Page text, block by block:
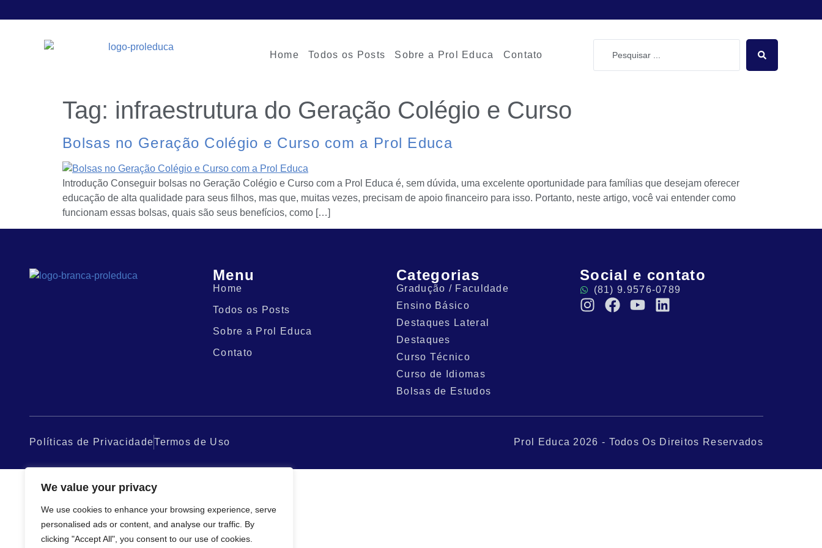
We value your privacy
We use cookies to enhance your browsing experience, serve
personalised ads or content, and analyse our traffic. By
clicking "Accept All", you consent to our use of cookies.
Home Todos os Posts Sobre a Prol Educa Contato
Tag: infraestrutura do Geração Colégio e Curso
Bolsas no Geração Colégio e Curso com a Prol Educa
Introdução Conseguir bolsas no Geração Colégio e Curso com a Prol Educa é, sem dúvida, uma excelente oportunidade para famílias que desejam oferecer
educação de alta qualidade para seus filhos, mas que, muitas vezes, precisam de apoio financeiro para isso. Portanto, neste artigo, você vai entender como
funcionam essas bolsas, quais são seus benefícios, como […]
Menu
Home
Todos os Posts
Sobre a Prol Educa
Contato
Categorias
Gradução / Faculdade
Ensino Básico
Destaques Lateral
Destaques
Curso Técnico
Curso de Idiomas
Bolsas de Estudos
Social e contato
(81) 9.9576-0789
Políticas de PrivacidadeTermos de Uso Prol Educa 2026 - Todos Os Direitos Reservados